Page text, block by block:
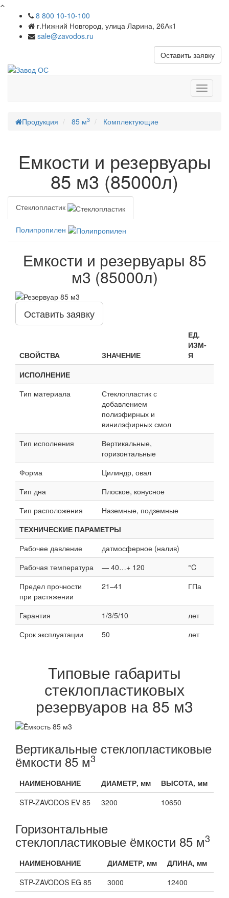
8 800 10-10-100
г.Нижний Новгород, улица Ларина, 26Ак1
sale@zavodos.ru
Оставить заявку
меню
Продукция 85 м3 Комплектующие
Емкости и резервуары
85 м3 (85000л)
Стеклопластик
Полипропилен
Емкости и резервуары 85
м3 (85000л)
Оставить заявку
СВОЙСТВА ЗНАЧЕНИЕ
ЕД.
ИЗМ-
Я
ИСПОЛНЕНИЕ
Тип материала
Стеклопластик с
добавлением
полиэфирных и
винилэфирных смол
Тип исполнения
Вертикальные,
горизонтальные
Форма
Цилиндр, овал
Тип дна
Плоское, конусное
Тип расположения
Наземные, подземные
ТЕХНИЧЕСКИЕ ПАРАМЕТРЫ
Рабочее давление
датмосферное (налив)
Рабочая температура
— 40…+ 120
°C
Предел прочности
при растяжении
21–41 ГПа
Гарантия 1/3/5/10
лет
Срок эксплуатации
50 лет
Типовые габариты
стеклопластиковых
резервуаров на 85 м3
Вертикальные стеклопластиковые
ёмкости 85 м3
НАИМЕНОВАНИЕ ДИАМЕТР, мм
ВЫСОТА, мм
STP-ZAVODOS EV 85
3200 10650
Горизонтальные
стеклопластиковые ёмкости 85 м3
НАИМЕНОВАНИЕ ДИАМЕТР, мм
ДЛИНА, мм
STP-ZAVODOS EG 85
3000
12400